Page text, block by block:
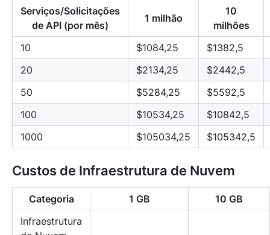
Serviços/Solicitações
de API (por mês)
1 milhão
10
milhões
10
$1084,25
$1382,5
20
$2134,25
$2442,5
50
$5284,25
$5592,5
100
$10534,25
$10842,5
1000
$105034,25 $105342,5
Custos de Infraestrutura de Nuvem
Categoria 1 GB
10 GB
Infraestrutura